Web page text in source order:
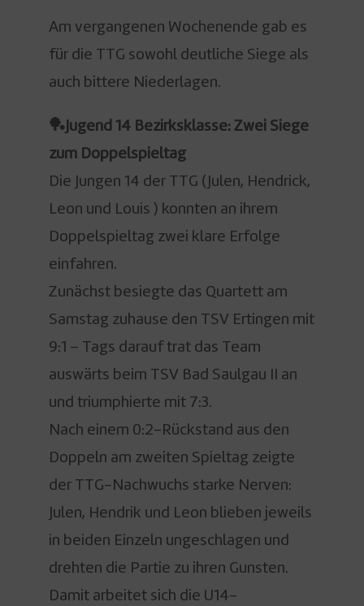
Am vergangenen Wochenende gab es
für die TTG sowohl deutliche Siege als
auch bittere Niederlagen.
🏓Jugend 14 Bezirksklasse: Zwei Siege
zum Doppelspieltag
Die Jungen 14 der TTG (Julen, Hendrick,
Leon und Louis ) konnten an ihrem
Doppelspieltag zwei klare Erfolge
einfahren.
Zunächst besiegte das Quartett am
Samstag zuhause den TSV Ertingen mit
9:1 – Tags darauf trat das Team
auswärts beim TSV Bad Saulgau II an
und triumphierte mit 7:3.
Nach einem 0:2-Rückstand aus den
Doppeln am zweiten Spieltag zeigte
der TTG-Nachwuchs starke Nerven:
Julen, Hendrik und Leon blieben jeweils
in beiden Einzeln ungeschlagen und
drehten die Partie zu ihren Gunsten.
Damit arbeitet sich die U14-